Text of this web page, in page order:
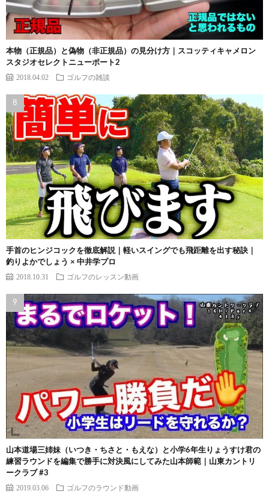
本物（正規品）と偽物（非正規品）の見分け方｜スコッティキャメロン
スタジオセレクトニューポート2
2018.04.02 ゴルフの雑談
手首のヒンジコックを徹底解説｜軽いスイングでも飛距離を出す秘訣｜
釣りよかでしょう × 中井学プロ
2018.10.31 ゴルフのレッスン動画
山本道場三姉妹（いつき・ちさと・もえな）と小学6年生りょうすけ君の
練習ラウンドを編集で勝手に対決風にしてみた山本師範｜山東カントリ
ークラブ #3
2019.03.06 ゴルフのラウンド動画